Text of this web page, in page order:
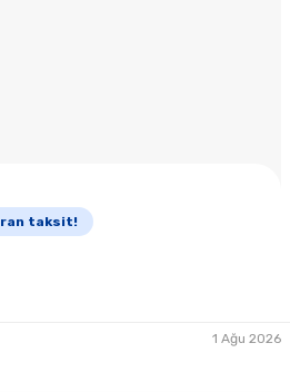
taksit!
1 Ağu 2026